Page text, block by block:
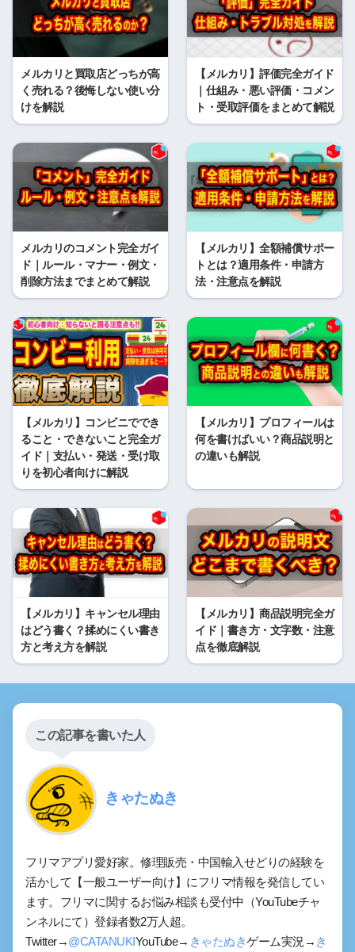
メルカリと買取店どっちが高
く売れる？後悔しない使い分
けを解説
【メルカリ】評価完全ガイド
｜仕組み・悪い評価・コメン
ト・受取評価をまとめて解説
メルカリのコメント完全ガイ
ド｜ルール・マナー・例文・
削除方法までまとめて解説
【メルカリ】全額補償サポー
トとは？適用条件・申請方
法・注意点を解説
【メルカリ】コンビニででき
ること・できないこと完全ガ
イド｜支払い・発送・受け取
りを初心者向けに解説
【メルカリ】プロフィールは
何を書けばいい？商品説明と
の違いも解説
【メルカリ】キャンセル理由
はどう書く？揉めにくい書き
方と考え方を解説
【メルカリ】商品説明完全ガ
イド｜書き方・文字数・注意
点を徹底解説
この記事を書いた人
きゃたぬき
フリマアプリ愛好家。修理販売・中国輸入せどりの経験を
活かして【一般ユーザー向け】にフリマ情報を発信してい
ます。フリマに関するお悩み相談も受付中（YouTubeチャ
ンネルにて）登録者数2万人超。
Twitter→@CATANUKIYouTube→ きゃたぬきゲーム実況→ き